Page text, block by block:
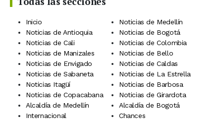
Inicio
Noticias de Medellín
Noticias de Antioquia
Noticias de Bogotá
Noticias de Cali
Noticias de Colombia
Noticias de Manizales
Noticias de Bello
Noticias de Envigado
Noticias de Caldas
Noticias de Sabaneta
Noticias de La Estrella
Noticias Itagüí
Noticias de Barbosa
Noticias de Copacabana
Noticias de Girardota
Alcaldía de Medellín
Alcaldía de Bogotá
Internacional
Chances